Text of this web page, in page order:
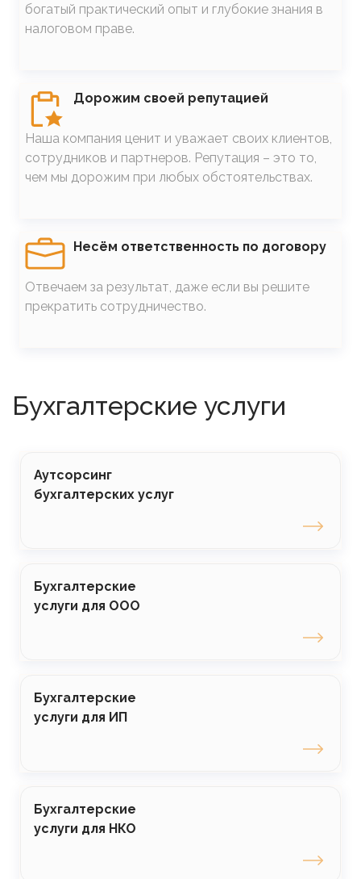
богатый практический опыт и глубокие знания в
налоговом праве.
SVG Дорожим своей репутацией
Наша компания ценит и уважает своих клиентов,
сотрудников и партнеров. Репутация – это то,
чем мы дорожим при любых обстоятельствах.
SVG Несём ответственность по договору
Отвечаем за результат, даже если вы решите
прекратить сотрудничество.
Бухгалтерские услуги
Аутсорсинг
бухгалтерских услуг
Бухгалтерские
услуги для ООО
Бухгалтерские
услуги для ИП
Бухгалтерские
услуги для НКО